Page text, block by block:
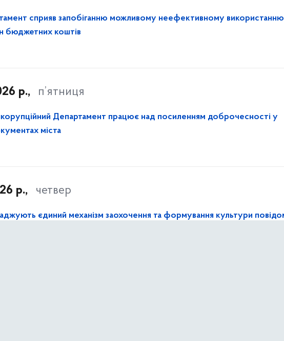
сприяв запобіганню можливому неефективному використанню
бюджетних коштів
р., п’ятниця
Департамент працює над посиленням доброчесності у
міста
р., четвер
єдиний механізм заохочення та формування культури